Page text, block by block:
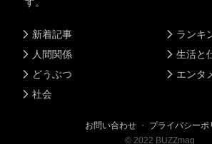
新着記事
人間関係
どうぶつ
社会
ランキ
生活と
エンタ
お問い合わせ ・ プライバシーポ
© 2022 BUZZmag